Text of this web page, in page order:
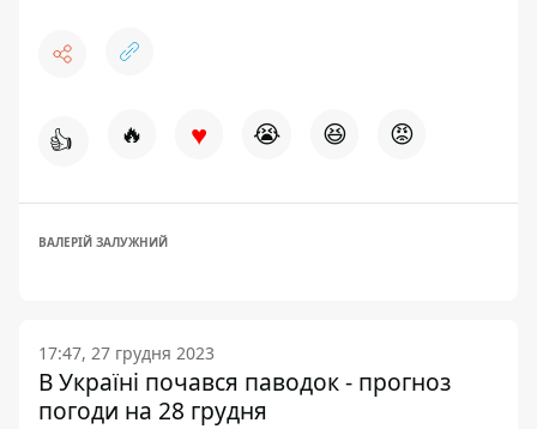
👍 🔥 ♥ 😭 😆 😡
ВАЛЕРІЙ ЗАЛУЖНИЙ
17:47, 27 грудня 2023
В Україні почався паводок - прогноз
погоди на 28 грудня